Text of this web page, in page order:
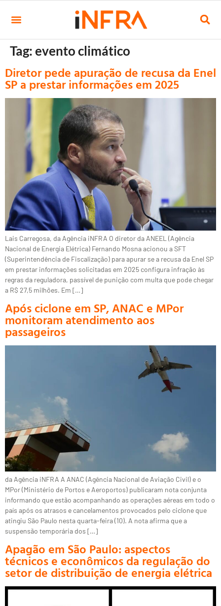
Tag:evento climático
Diretor pede apuração de recusa da Enel
SP a prestar informações em 2025
Lais Carregosa, da Agência iNFRA O diretor da ANEEL (Agência
Nacional de Energia Elétrica) Fernando Mosna acionou a SFT
(Superintendência de Fiscalização) para apurar se a recusa da Enel SP
em prestar informações solicitadas em 2025 configura infração às
regras da reguladora, passível de punição com multa que pode chegar
a R$ 27,5 milhões. Em […]
Após ciclone em SP, ANAC e MPor
monitoram atendimento aos
passageiros
da Agência iNFRA A ANAC (Agência Nacional de Aviação Civil) e o
MPor (Ministério de Portos e Aeroportos) publicaram nota conjunta
informando que estão acompanhando as operações aéreas em todo o
país após os atrasos e cancelamentos provocados pelo ciclone que
atingiu São Paulo nesta quarta-feira (10). A nota afirma que a
suspensão temporária dos […]
Apagão em São Paulo: aspectos
técnicos e econômicos da regulação do
setor de distribuição de energia elétrica